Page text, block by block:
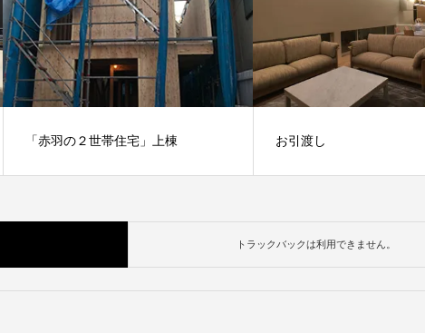
「赤羽の２世帯住宅」上棟 お引渡し
トラックバックは利用できません。
「四季が染み入る